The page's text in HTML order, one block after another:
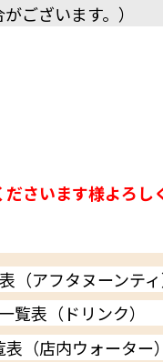
ございます。）
さいます様よろし
（アフタヌーンティ
覧表（ドリンク）
（店内ウォーター）